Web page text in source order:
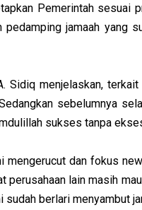
Pemerintah sesuai
jamaah yang
Sidiq menjelaskan,
sebelumnya
sukses tanpa
mengerucut dan fokus
perusahaan lain masih
berlari menyambut